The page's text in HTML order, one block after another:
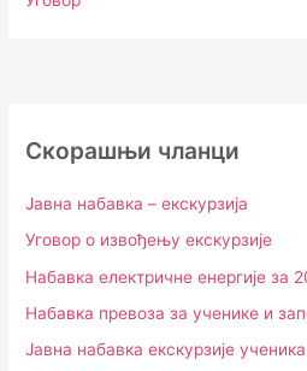
Скорашњи чланци
Јавна набавка – екскурзија
Уговор о извођењу екскурзије
Набавка електричне енергије за
Набавка превоза за ученике и
Јавна набавка екскурзије